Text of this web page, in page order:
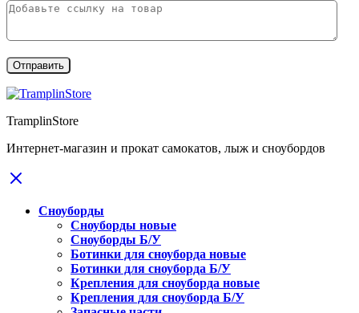
TramplinStore
Интернет-магазин и прокат самокатов, лыж и сноубордов
Сноуборды
Сноуборды новые
Сноуборды Б/У
Ботинки для сноуборда новые
Ботинки для сноуборда Б/У
Крепления для сноуборда новые
Крепления для сноуборда Б/У